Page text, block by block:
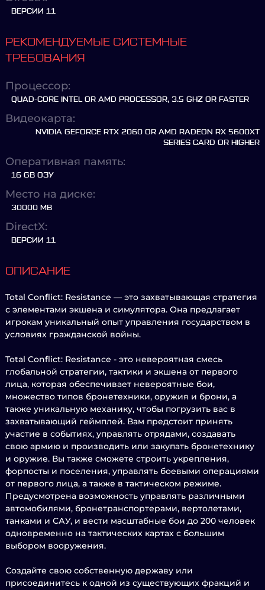
ВЕРСИИ 11
РЕКОМЕНДУЕМЫЕ СИСТЕМНЫЕ
ТРЕБОВАНИЯ
Процессор:
QUAD-CORE INTEL OR AMD PROCESSOR, 3.5 GHZ OR FASTER
Видеокарта:
NVIDIA GEFORCE RTX 2060 OR AMD RADEON RX 5600XT
SERIES CARD OR HIGHER
Оперативная память:
16 GB ОЗУ
Место на диске:
30000 MB
DirectX:
ВЕРСИИ 11
ОПИСАНИЕ
Total Conflict: Resistance — это захватывающая стратегия
с элементами экшена и симулятора. Она предлагает
игрокам уникальный опыт управления государством в
условиях гражданской войны.
Total Conflict: Resistance - это невероятная смесь
глобальной стратегии, тактики и экшена от первого
лица, которая обеспечивает невероятные бои,
множество типов бронетехники, оружия и брони, а
также уникальную механику, чтобы погрузить вас в
захватывающий геймплей. Вам предстоит принять
участие в событиях, управлять отрядами, создавать
свою армию и производить или закупать бронетехнику
и оружие. Вы также сможете строить укрепления,
форпосты и поселения, управлять боевыми операциями
от первого лица, а также в тактическом режиме.
Предусмотрена возможность управлять различными
автомобилями, бронетранспортерами, вертолетами,
танками и САУ, и вести масштабные бои до 200 человек
одновременно на тактических картах с большим
выбором вооружения.
Создайте свою собственную державу или
присоединитесь к одной из существующих фракций и